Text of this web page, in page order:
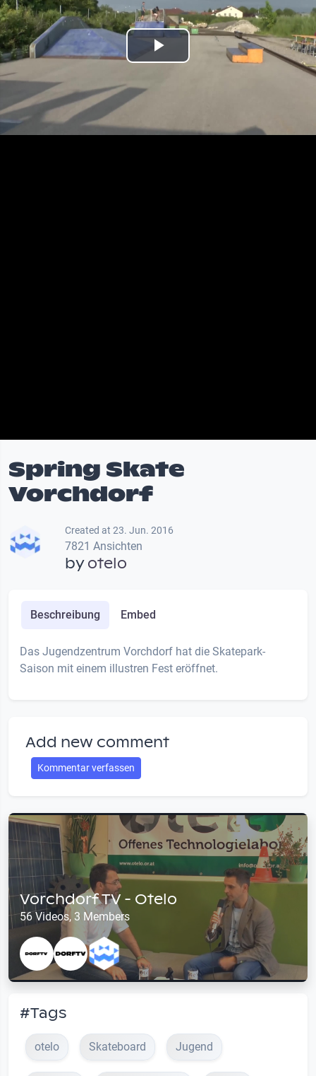
Play
Spring Skate
Vorchdorf
Created at 23. Jun. 2016
7821 Ansichten
byotelo
Beschreibung Embed
Das Jugendzentrum Vorchdorf hat die Skatepark-
Saison mit einem illustren Fest eröffnet.
Add new comment
Kommentar verfassen
Vorchdorf TV - Otelo
56 Videos, 3 Members
#Tags
otelo Skateboard Jugend